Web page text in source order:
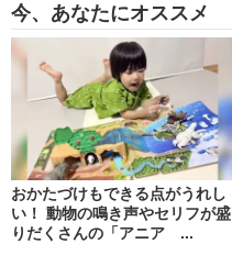
今、あなたにオススメ
おかたづけもできる点がうれし
い！ 動物の鳴き声やセリフが盛
りだくさんの「アニア ...